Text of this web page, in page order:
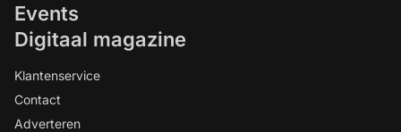
Events
Digitaal magazine
Klantenservice
Contact
Adverteren